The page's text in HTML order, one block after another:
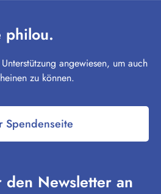
philou.
angewiesen, um auch
zu können.
Spendenseite
Newsletter an